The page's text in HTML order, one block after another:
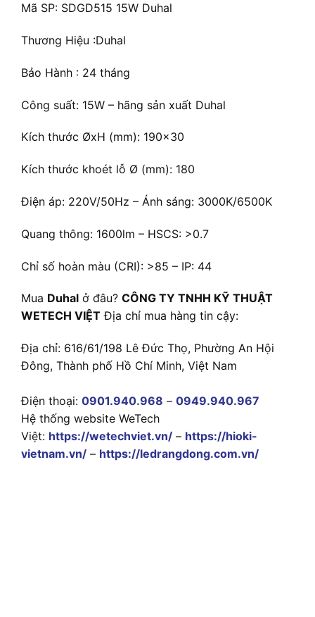
Mã SP: SDGD515 15W Duhal
Thương Hiệu :Duhal
Bảo Hành : 24 tháng
Công suất: 15W – hãng sản xuất Duhal
Kích thước ØxH (mm): 190×30
Kích thước khoét lỗ Ø (mm): 180
Điện áp: 220V/50Hz – Ánh sáng: 3000K/6500K
Quang thông: 1600lm – HSCS: >0.7
Chỉ số hoàn màu (CRI): >85 – IP: 44
Mua Duhal ở đâu? CÔNG TY TNHH KỸ THUẬT
WETECH VIỆT Địa chỉ mua hàng tin cậy:
Địa chỉ: 616/61/198 Lê Đức Thọ, Phường An Hội
Đông, Thành phố Hồ Chí Minh, Việt Nam
Điện thoại: 0901.940.968 – 0949.940.967
Hệ thống website WeTech
Việt: https://wetechviet.vn/ – https://hioki-
vietnam.vn/ – https://ledrangdong.com.vn/